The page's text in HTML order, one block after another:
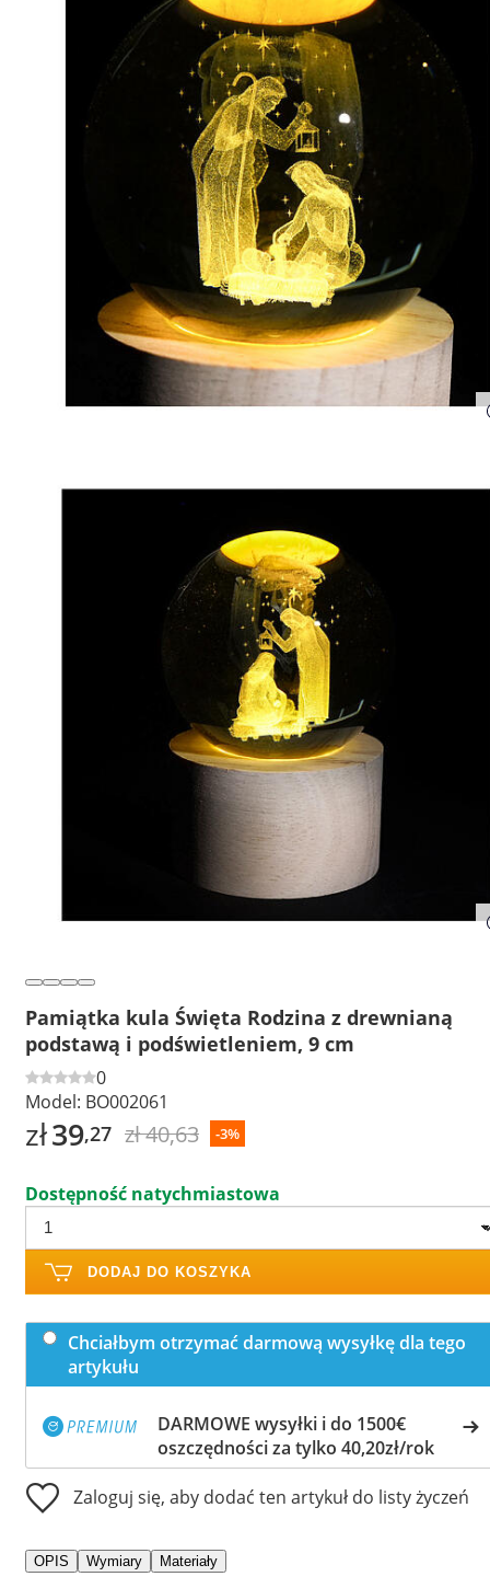
Pamiątka kula Święta Rodzina z drewnianą
podstawą i podświetleniem, 9 cm
0
Model: BO002061
zł39,27 zł 40,63 -3%
Dostępność natychmiastowa
DODAJ DO KOSZYKA
Chciałbym otrzymać darmową wysyłkę dla tego
artykułu
DARMOWE wysyłki i do 1500€
oszczędności za tylko 40,20zł/rok
Zaloguj się, aby dodać ten artykuł do listy życzeń
OPIS Wymiary Materiały